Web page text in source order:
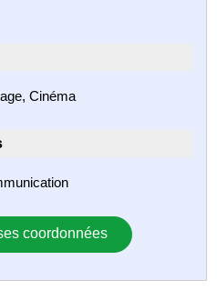
Cinéma
coordonnées